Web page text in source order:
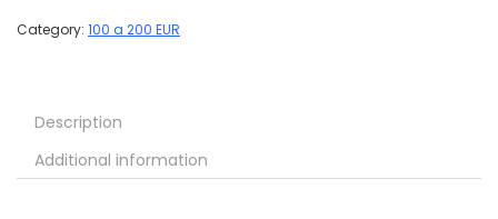
Category: 100 a 200 EUR
Description
Additional information